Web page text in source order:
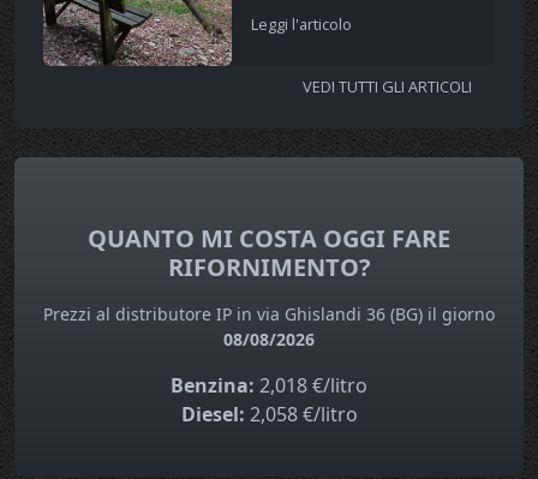
Leggi l'articolo
VEDI TUTTI GLI ARTICOLI
QUANTO MI COSTA OGGI FARE
RIFORNIMENTO?
Prezzi al distributore IP in via Ghislandi 36 (BG) il giorno
08/08/2026
Benzina: 2,018 €/litro
Diesel: 2,058 €/litro